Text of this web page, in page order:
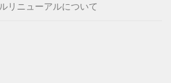
リニューアルについて